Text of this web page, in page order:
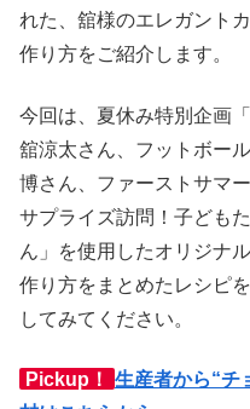
れた、舘様のエレガント
作り方をご紹介します。
今回は、夏休み特別企画
舘涼太さん、フットボー
博さん、ファーストサマ
サプライズ訪問！子ども
ん」を使用したオリジナ
作り方をまとめたレシピ
してみてください。
Pickup！
生産者から“チ